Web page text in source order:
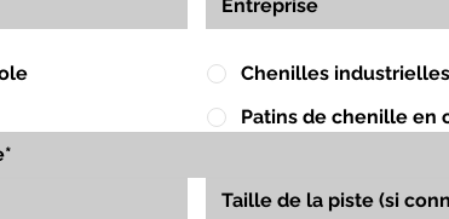
Chenilles
Patins de chenille en